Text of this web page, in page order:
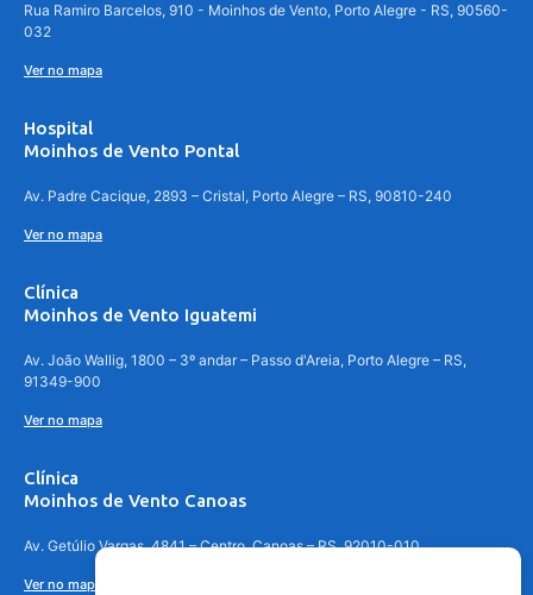
Rua Ramiro Barcelos, 910 - Moinhos de Vento, Porto Alegre - RS, 90560-
032
Ver no mapa
Hospital
Moinhos de Vento Pontal
Av. Padre Cacique, 2893 – Cristal, Porto Alegre – RS, 90810-240
Ver no mapa
Clínica
Moinhos de Vento Iguatemi
Av. João Wallig, 1800 – 3º andar – Passo d'Areia, Porto Alegre – RS,
91349-900
Ver no mapa
Clínica
Moinhos de Vento Canoas
Av. Getúlio Vargas, 4841 – Centro, Canoas – RS, 92010-010
Ver no mapa